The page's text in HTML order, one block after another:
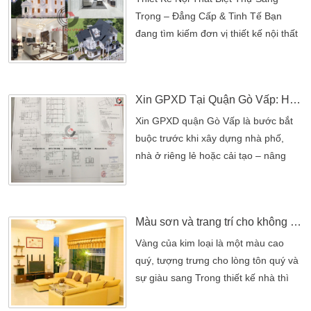
Trọng – Đẳng Cấp & Tinh Tế Bạn
đang tìm kiếm đơn vị thiết kế nội thất
thiết kế – thi công biệt thự, Kiến An
Vinh mang đến những không gian
sống tinh tế, đậm dấu ấn cá nhân, kết
hợp hoàn hảo giữa thẩm mỹ, tiện […]
Xin GPXD Tại Quận Gò Vấp: Hướng Dẫn Chi Tiết Thủ Tục Xin GPXD Quận Gò Vấp Nhanh Chóng, Uy Tín 2026
Xin GPXD quận Gò Vấp là bước bắt
buộc trước khi xây dựng nhà phố,
nhà ở riêng lẻ hoặc cải tạo – nâng
nhiều, lộ giới thay đổi liên tục, rất
nhiều hồ sơ xin giấy phép xây dựng
tại Gò Vấp bị trả về hoặc kéo dài thời
gian xử lý. Với […]
Màu sơn và trang trí cho không gian Thổ
Vàng của kim loại là một màu cao
quý, tượng trưng cho lòng tôn quý và
sự giàu sang Trong thiết kế nhà thì